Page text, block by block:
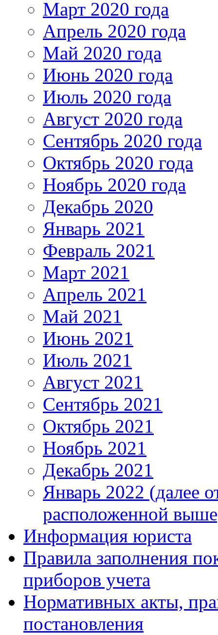
Март 2020 года
Апрель 2020 года
Май 2020 года
Июнь 2020 года
Июль 2020 года
Август 2020 года
Сентябрь 2020 года
Октябрь 2020 года
Ноябрь 2020 года
Декабрь 2020
Январь 2021
Февраль 2021
Март 2021
Апрель 2021
Май 2021
Июнь 2021
Июль 2021
Август 2021
Сентябрь 2021
Октябрь 2021
Ноябрь 2021
Декабрь 2021
Январь 2022 (далее
расположенной
Информация юриста
Правила заполнения
приборов учета
Нормативных акты,
постановления